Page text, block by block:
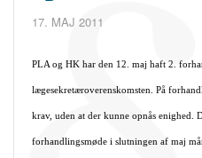
17. MAJ 2011
PLA og HK har den 12. maj haft 2.
lægesekretæroverenskomsten. På
krav, uden at der kunne opnås enighed.
forhandlingsmøde i slutningen af maj